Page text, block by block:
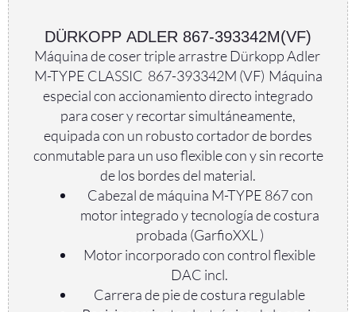
DÜRKOPP ADLER 867-393342M(VF)
Máquina de coser triple arrastre Dürkopp Adler
M-TYPE CLASSIC 867-393342M (VF) Máquina
especial con accionamiento directo integrado
para coser y recortar simultáneamente,
equipada con un robusto cortador de bordes
conmutable para un uso flexible con y sin recorte
de los bordes del material.
Cabezal de máquina M-TYPE 867 con
motor integrado y tecnología de costura
probada (GarfioXXL )
Motor incorporado con control flexible
DAC incl.
Carrera de pie de costura regulable